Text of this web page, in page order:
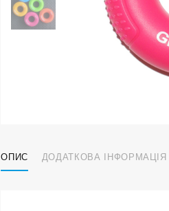
ОПИС ДОДАТКОВА ІНФОРМАЦІЯ